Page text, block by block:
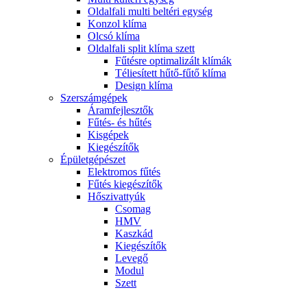
Oldalfali multi beltéri egység
Konzol klíma
Olcsó klíma
Oldalfali split klíma szett
Fűtésre optimalizált klímák
Téliesített hűtő-fűtő klíma
Design klíma
Szerszámgépek
Áramfejlesztők
Fűtés- és hűtés
Kisgépek
Kiegészítők
Épületgépészet
Elektromos fűtés
Fűtés kiegészítők
Hőszivattyúk
Csomag
HMV
Kaszkád
Kiegészítők
Levegő
Modul
Szett